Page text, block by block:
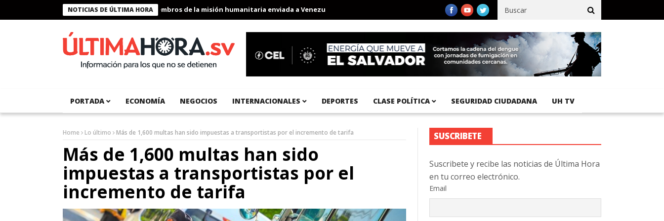
NOTICIAS DE ÚLTIMA HORA
Presidente Bukele condecora a miembros de la misión humanitaria enviada a Venezuela Aeropuerto Internacional del Pacífico registra 92 % de avance en obras de terracería
PORTADA ECONOMÍA NEGOCIOS INTERNACIONALES DEPORTES CLASE POLÍTICA SEGURIDAD CIUDADANA UH TV
Home Lo último Más de 1,600 multas han sido impuestas a transportistas por el incremento de tarifa
Más de 1,600 multas han sido
impuestas a transportistas por el
incremento de tarifa
SUSCRIBETE
Suscribete y recibe las noticias de Última Hora
en tu correo electrónico.
Email